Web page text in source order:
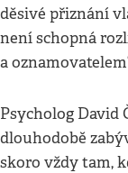
děsivé přiznání
není schopná
a
Psycholog David
dlouhodobě
skoro vždy tam,